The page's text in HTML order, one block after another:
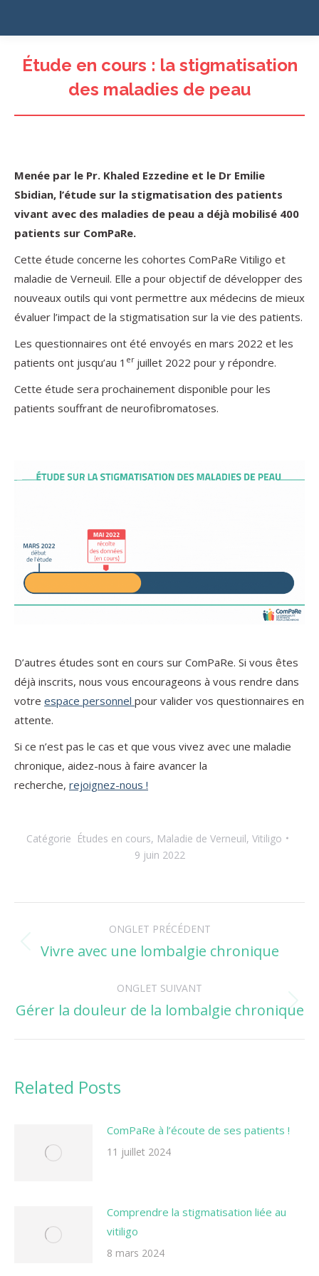
Étude en cours : la stigmatisation
des maladies de peau
Menée par le Pr. Khaled Ezzedine et le Dr Emilie
Sbidian, l’étude sur la stigmatisation des patients
vivant avec des maladies de peau a déjà mobilisé 400
patients sur ComPaRe.
Cette étude concerne les cohortes ComPaRe Vitiligo et
maladie de Verneuil. Elle a pour objectif de développer des
nouveaux outils qui vont permettre aux médecins de mieux
évaluer l’impact de la stigmatisation sur la vie des patients.
Les questionnaires ont été envoyés en mars 2022 et les
patients ont jusqu’au 1 er juillet 2022 pour y répondre.
Cette étude sera prochainement disponible pour les
patients souffrant de neurofibromatoses.
D’autres études sont en cours sur ComPaRe. Si vous êtes
déjà inscrits, nous vous encourageons à vous rendre dans
votre espace personnel pour valider vos questionnaires en
attente.
Si ce n’est pas le cas et que vous vivez avec une maladie
chronique, aidez-nous à faire avancer la
recherche, rejoignez-nous !
Catégorie Études en cours, Maladie de Verneuil, Vitiligo
9 juin 2022
commentaire
ONGLET PRÉCÉDENT
Onglet
Vivre avec une lombalgie chronique
ONGLET SUIVANT
Onglet
Gérer la douleur de la lombalgie chronique
Related Posts
ComPaRe à l’écoute de ses patients !
11 juillet 2024
Comprendre la stigmatisation liée au
vitiligo
8 mars 2024